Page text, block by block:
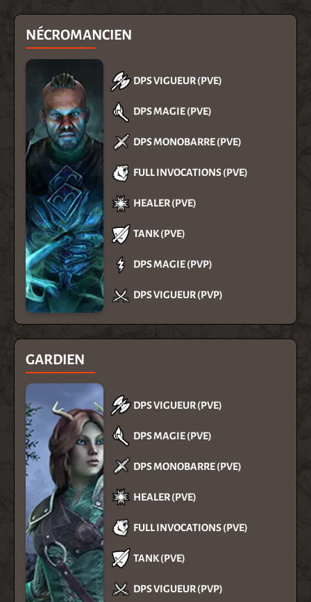
NÉCROMANCIEN
DPS VIGUEUR (PVE)
DPS MAGIE (PVE)
DPS MONOBARRE (PVE)
FULL INVOCATIONS (PVE)
HEALER (PVE)
TANK (PVE)
DPS MAGIE (PVP)
DPS VIGUEUR (PVP)
GARDIEN
DPS VIGUEUR (PVE)
DPS MAGIE (PVE)
DPS MONOBARRE (PVE)
HEALER (PVE)
FULL INVOCATIONS (PVE)
TANK (PVE)
DPS VIGUEUR (PVP)